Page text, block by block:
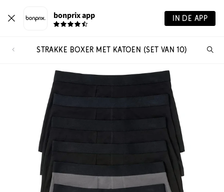
bonprix app IN DE APP
STRAKKE BOXER MET KATOEN (SET VAN 10)